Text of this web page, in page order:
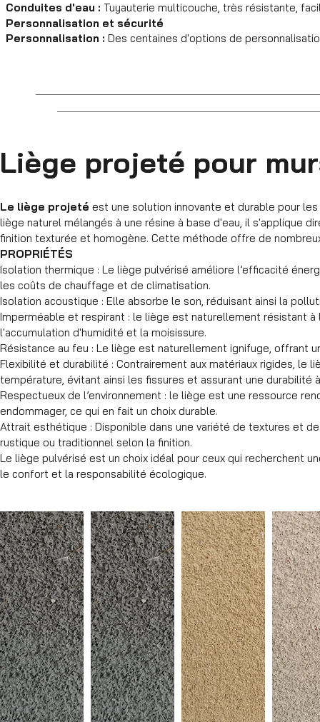
Conduites d'eau : Tuyauterie multicouche, très résistante,
Personnalisation et sécurité
Personnalisation : Des centaines d'options de
Liège projeté pour
Le liège projeté est une solution innovante et durable pour
liège naturel mélangés à une résine à base d'eau, il s'applique
finition texturée et homogène. Cette méthode offre de
PROPRIÉTÉS
Isolation thermique : Le liège pulvérisé améliore l’efficacité
les coûts de chauffage et de climatisation.
Isolation acoustique : Elle absorbe le son, réduisant ainsi la
Imperméable et respirant : le liège est naturellement résistant
l'accumulation d'humidité et la moisissure.
Résistance au feu : Le liège est naturellement ignifuge, offrant
Flexibilité et durabilité : Contrairement aux matériaux rigides,
température, évitant ainsi les fissures et assurant une durabilité
Respectueux de l’environnement : le liège est une ressource
endommager, ce qui en fait un choix durable.
Attrait esthétique : Disponible dans une variété de textures et
rustique ou traditionnel selon la finition.
Le liège pulvérisé est un choix idéal pour ceux qui recherchent
le confort et la responsabilité écologique.